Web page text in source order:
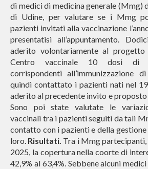
di medici di medicina generale (Mmg)
di Udine, per valutare se i Mmg
pazienti invitati alla vaccinazione
presentatisi all’appuntamento.
aderito volontariamente al
Centro vaccinale 10 dosi di
corrispondenti all’immunizzazione
quindi contattato i pazienti nati nel
aderito al precedente invito e
Sono poi state valutate le
vaccinali tra i pazienti seguiti da tali
contatto con i pazienti e della
loro. Risultati. Tra i Mmg
2025, la copertura nella coorte di
42,9% al 63,4%. Sebbene alcuni